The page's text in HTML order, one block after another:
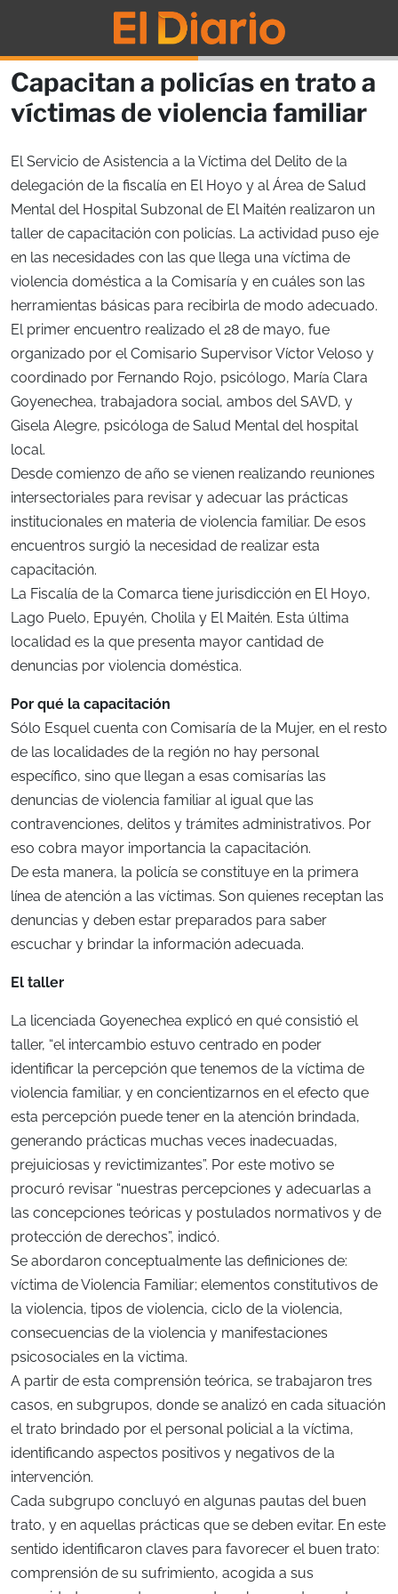
Capacitan a policías en trato a
víctimas de violencia familiar
El Servicio de Asistencia a la Víctima del Delito de la
delegación de la fiscalía en El Hoyo y al Área de Salud
Mental del Hospital Subzonal de El Maitén realizaron un
taller de capacitación con policías. La actividad puso eje
en las necesidades con las que llega una víctima de
violencia doméstica a la Comisaría y en cuáles son las
herramientas básicas para recibirla de modo adecuado.
El primer encuentro realizado el 28 de mayo, fue
organizado por el Comisario Supervisor Víctor Veloso y
coordinado por Fernando Rojo, psicólogo, María Clara
Goyenechea, trabajadora social, ambos del SAVD, y
Gisela Alegre, psicóloga de Salud Mental del hospital
local.
Desde comienzo de año se vienen realizando reuniones
intersectoriales para revisar y adecuar las prácticas
institucionales en materia de violencia familiar. De esos
encuentros surgió la necesidad de realizar esta
capacitación.
La Fiscalía de la Comarca tiene jurisdicción en El Hoyo,
Lago Puelo, Epuyén, Cholila y El Maitén. Esta última
localidad es la que presenta mayor cantidad de
denuncias por violencia doméstica.
Por qué la capacitación
Sólo Esquel cuenta con Comisaría de la Mujer, en el resto
de las localidades de la región no hay personal
específico, sino que llegan a esas comisarías las
denuncias de violencia familiar al igual que las
contravenciones, delitos y trámites administrativos. Por
eso cobra mayor importancia la capacitación.
De esta manera, la policía se constituye en la primera
línea de atención a las víctimas. Son quienes receptan las
denuncias y deben estar preparados para saber
escuchar y brindar la información adecuada.
El taller
La licenciada Goyenechea explicó en qué consistió el
taller, “el intercambio estuvo centrado en poder
identificar la percepción que tenemos de la víctima de
violencia familiar, y en concientizarnos en el efecto que
esta percepción puede tener en la atención brindada,
generando prácticas muchas veces inadecuadas,
prejuiciosas y revictimizantes”. Por este motivo se
procuró revisar “nuestras percepciones y adecuarlas a
las concepciones teóricas y postulados normativos y de
protección de derechos”, indicó.
Se abordaron conceptualmente las definiciones de:
víctima de Violencia Familiar; elementos constitutivos de
la violencia, tipos de violencia, ciclo de la violencia,
consecuencias de la violencia y manifestaciones
psicosociales en la victima.
A partir de esta comprensión teórica, se trabajaron tres
casos, en subgrupos, donde se analizó en cada situación
el trato brindado por el personal policial a la víctima,
identificando aspectos positivos y negativos de la
intervención.
Cada subgrupo concluyó en algunas pautas del buen
trato, y en aquellas prácticas que se deben evitar. En este
sentido identificaron claves para favorecer el buen trato:
comprensión de su sufrimiento, acogida a sus